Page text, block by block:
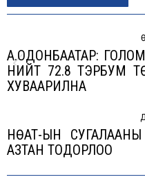
А.ОДОНБААТАР:
НИЙТ 72.8 ТЭРБУМ
ХУВААРИЛНА
НӨАТ-ЫН
АЗТАН ТОДОРЛОО